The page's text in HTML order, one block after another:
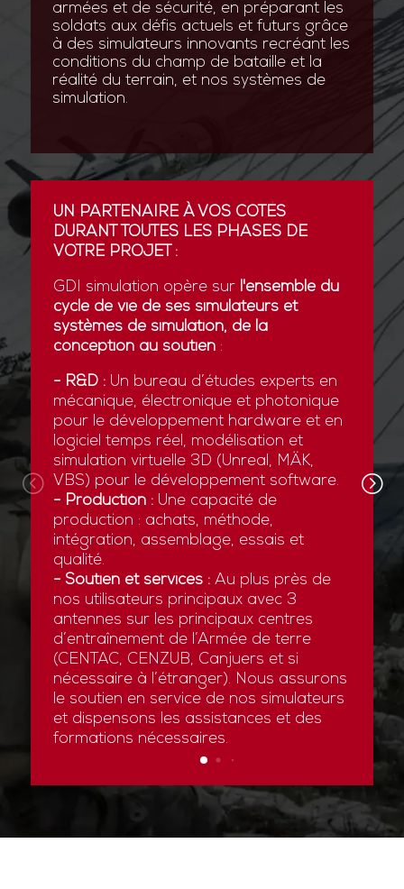
armées et de sécurité, en préparant les
soldats aux défis actuels et futurs grâce
à des simulateurs innovants recréant les
conditions du champ de bataille et la
réalité du terrain, et nos systèmes de
simulation.
UN PARTENAIRE À VOS CÔTÉS
DURANT TOUTES LES PHASES DE
VOTRE PROJET :
GDI simulation opère sur l'ensemble du
cycle de vie de ses simulateurs et
systèmes de simulation, de la
conception au soutien:
- R&D :Un bureau d’études experts en
mécanique, électronique et photonique
pour le développement hardware et en
logiciel temps réel, modélisation et
simulation virtuelle 3D (Unreal, MÄK,
VBS) pour le développement software.
- Production :Une capacité de
production : achats, méthode,
intégration, assemblage, essais et
qualité.
- Soutien et services :Au plus près de
nos utilisateurs principaux avec 3
antennes sur les principaux centres
d’entraînement de l’Armée de terre
(CENTAC, CENZUB, Canjuers et si
nécessaire à l’étranger). Nous assurons
le soutien en service de nos simulateurs
et dispensons les assistances et des
formations nécessaires.